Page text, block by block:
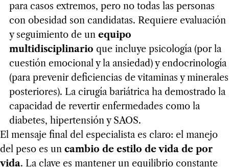
para casos extremos, pero no todas las personas
con obesidad son candidatas. Requiere evaluación
y seguimiento de un equipo
multidisciplinario que incluye psicología (por la
cuestión emocional y la ansiedad) y endocrinología
(para prevenir deficiencias de vitaminas y minerales
posteriores). La cirugía bariátrica ha demostrado la
capacidad de revertir enfermedades como la
diabetes, hipertensión y SAOS.
El mensaje final del especialista es claro: el manejo
del peso es un cambio de estilo de vida de por
vida. La clave es mantener un equilibrio constante